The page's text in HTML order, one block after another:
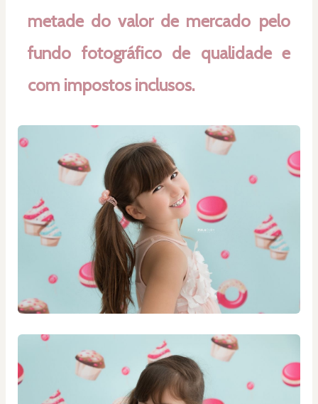
metade do valor de mercado pelo
fundo fotográfico de qualidade e
com impostos inclusos.